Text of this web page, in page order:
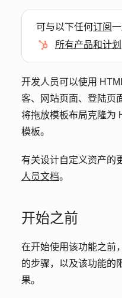
可与以下任何订阅
所有产品和计划
开发人员可以使用
客、网站页面、登陆页
将拖放模板布局克隆为
模板。
有关设计自定义资产的
人员文档。
开始之前
在开始使用该功能之前
的步骤，以及该功能的
果。